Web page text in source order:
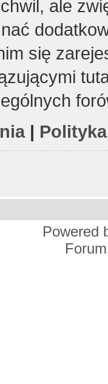
ale
się
|
Powered